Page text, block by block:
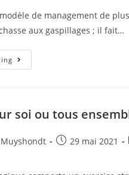
modèle de management de
aux gaspillages ; il fait…
soi ou tous
29 mai 2021